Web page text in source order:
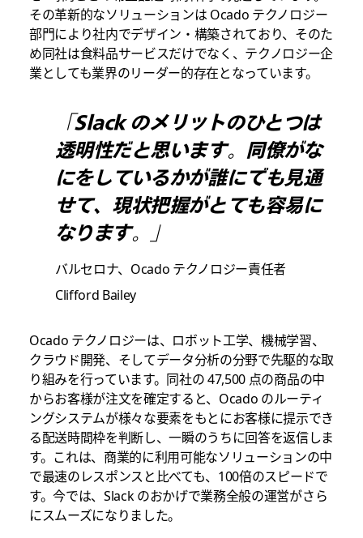
その革新的なソリューションは Ocado テクノロジー
部門により社内でデザイン・構築されており、そのた
め同社は食料品サービスだけでなく、テクノロジー企
業としても業界のリーダー的存在となっています。
「Slack のメリットのひとつは
透明性だと思います。同僚がな
にをしているかが誰にでも見通
せて、現状把握がとても容易に
なります。」
バルセロナ、Ocado テクノロジー責任者
Clifford Bailey
Ocado テクノロジーは、ロボット工学、機械学習、
クラウド開発、そしてデータ分析の分野で先駆的な取
り組みを行っています。同社の 47,500 点の商品の中
からお客様が注文を確定すると、Ocado のルーティ
ングシステムが様々な要素をもとにお客様に提示でき
る配送時間枠を判断し、一瞬のうちに回答を返信しま
す。これは、商業的に利用可能なソリューションの中
で最速のレスポンスと比べても、100倍のスピードで
す。今では、Slack のおかげで業務全般の運営がさら
にスムーズになりました。